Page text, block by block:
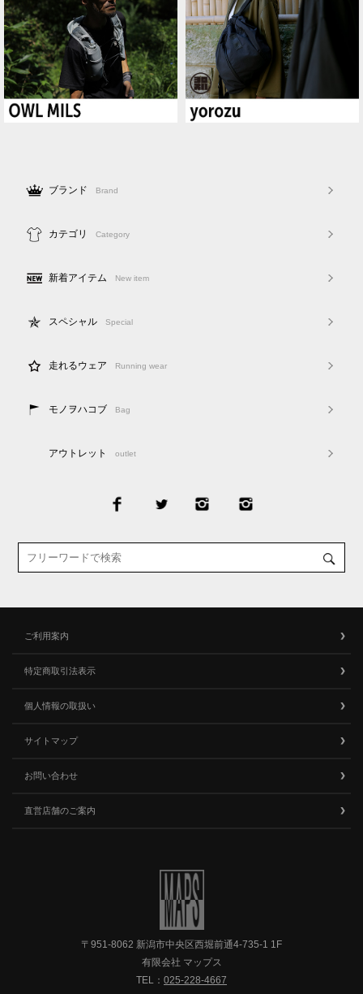
ブランド Brand
カテゴリ Category
新着アイテム New item
スペシャル Special
走れるウェア Running wear
モノヲハコブ Bag
アウトレット outlet
ご利用案内
特定商取引法表示
個人情報の取扱い
サイトマップ
お問い合わせ
直営店舗のご案内
〒951-8062 新潟市中央区西堀前通4-735-1 1F
有限会社 マップス
TEL： 025-228-4667